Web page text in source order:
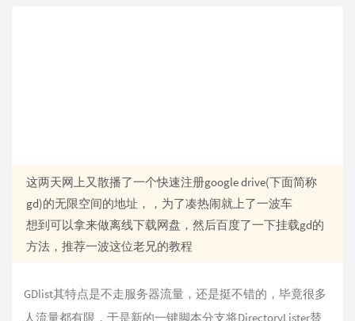
这两天网上又散播了一个快速注册google drive(下面简称
gd)的无限空间的地址，，为了凑热闹就上了一波车
想到可以拿来做离线下载网盘，然后百度了一下挂载gd的
方法，推荐一波这位老兄的教程
GDlist其特点是不走服务器流量，还是挺不错的，毕竟很多
人流量都有限，于是新的一键脚本分支将DirectoryLister替